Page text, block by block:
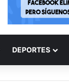
DEPORTES